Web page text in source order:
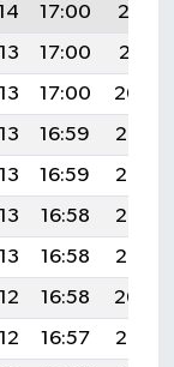
17:00
20:12
17:00
20:11
17:00
20:09
16:59
20:08
16:59
20:07
16:58
20:06
16:58
20:05
16:58
20:04
16:57
20:02